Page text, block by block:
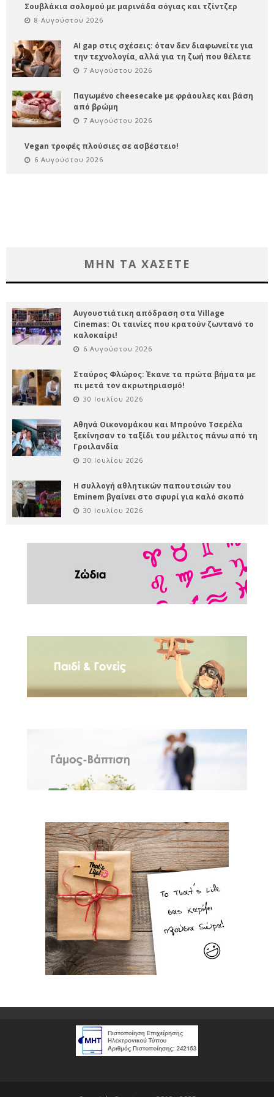
Σουβλάκια σολομού με μαρινάδα σόγιας και τζίντζερ
8 Αυγούστου 2026
AI gap στις σχέσεις: όταν δεν διαφωνείτε για
την τεχνολογία, αλλά για τη ζωή που θέλετε
7 Αυγούστου 2026
Παγωμένο cheesecake με φράουλες και βάση
από βρώμη
7 Αυγούστου 2026
Vegan τροφές πλούσιες σε ασβέστειο!
6 Αυγούστου 2026
ΜΗΝ ΤΑ ΧΑΣΕΤΕ
Αυγουστιάτικη απόδραση στα Village
Cinemas: Οι ταινίες που κρατούν ζωντανό το
καλοκαίρι!
6 Αυγούστου 2026
Σταύρος Φλώρος: Έκανε τα πρώτα βήματα με
πι μετά τον ακρωτηριασμό!
30 Ιουλίου 2026
Αθηνά Οικονομάκου και Μπρούνο Τσερέλα
ξεκίνησαν το ταξίδι του μέλιτος πάνω από τη
Γροιλανδία
30 Ιουλίου 2026
Η συλλογή αθλητικών παπουτσιών του
Eminem βγαίνει στο σφυρί για καλό σκοπό
30 Ιουλίου 2026